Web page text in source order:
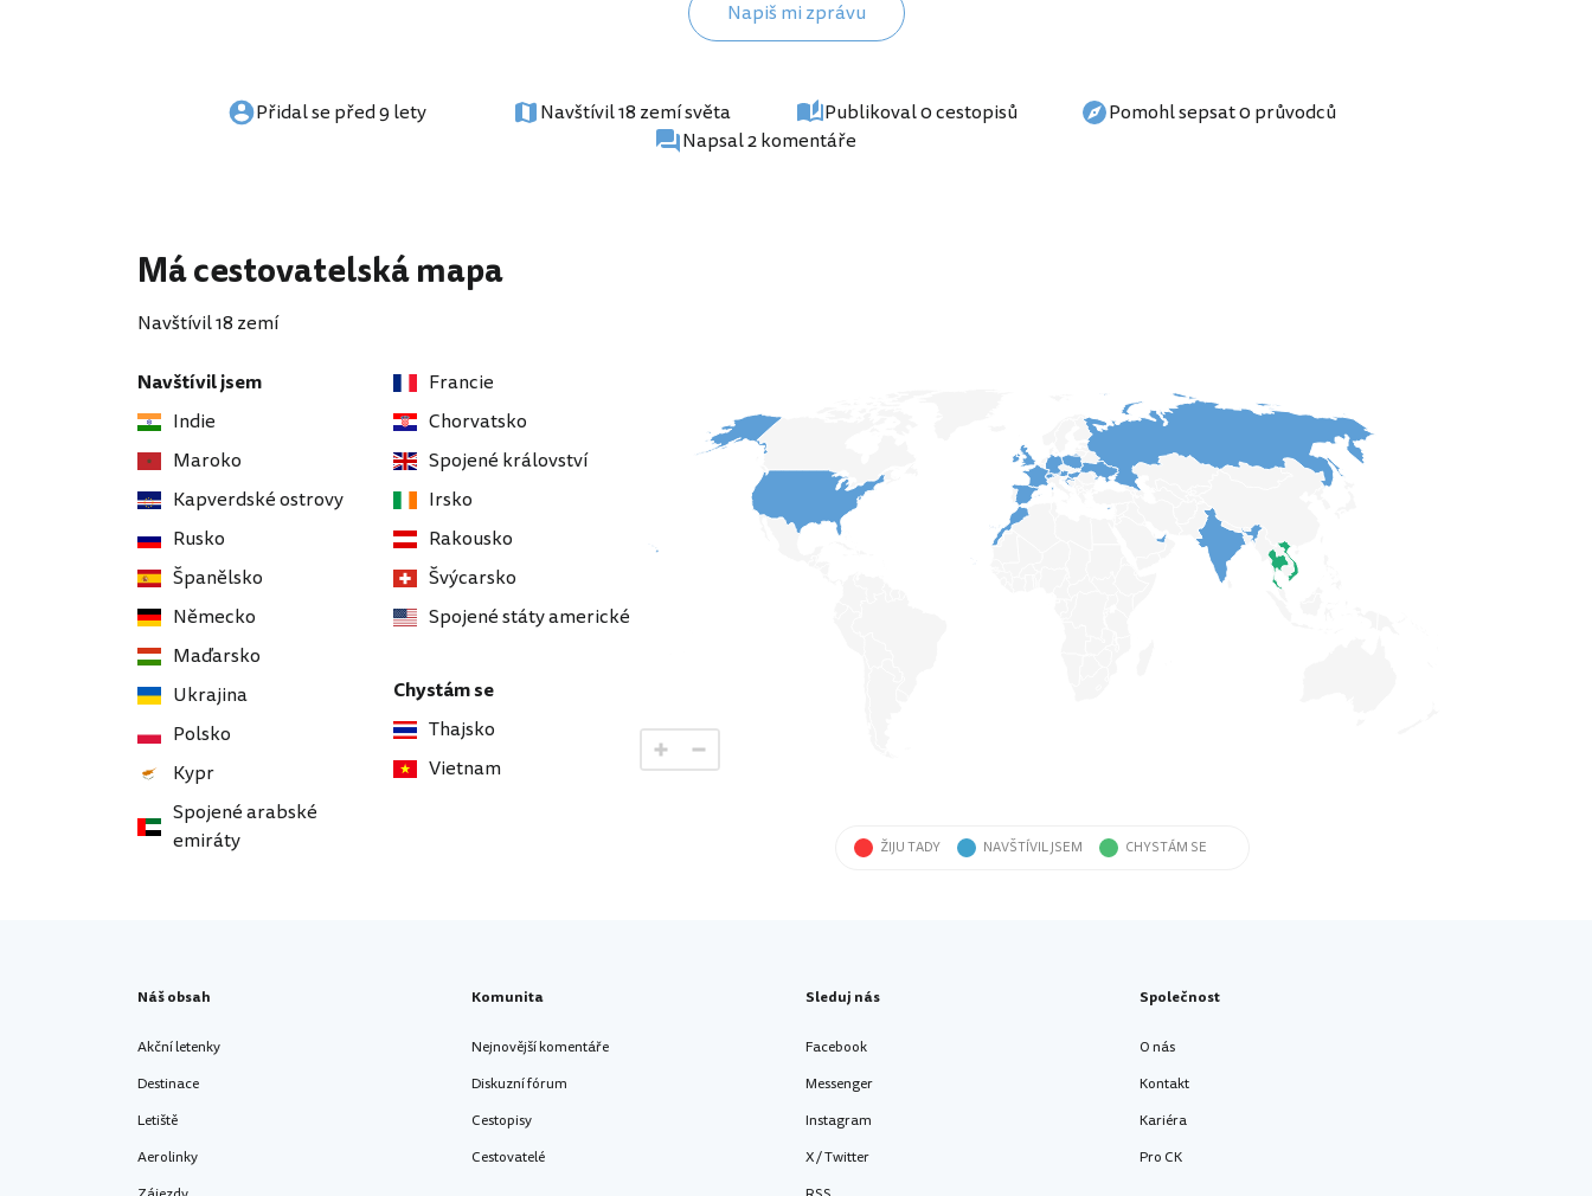
Napiš mi zprávu
Přidal se před 9 lety Navštívil 18 zemí světa Publikoval 0 cestopisů
Pomohl sepsat 0 průvodců
Napsal 2 komentáře
Má cestovatelská mapa
Navštívil 18 zemí
Navštívil jsem
Indie
Maroko
Kapverdské ostrovy
Rusko
Španělsko
Německo
Maďarsko
Ukrajina
Polsko
Kypr
Spojené arabské
emiráty
Francie
Chorvatsko
Spojené království
Irsko
Rakousko
Švýcarsko
Spojené státy americké
Chystám se
Thajsko
Vietnam
ŽIJU TADY NAVŠTÍVIL JSEM CHYSTÁM SE
Náš obsah
Akční letenky
Destinace
Letiště
Aerolinky
Komunita
Nejnovější komentáře
Diskuzní fórum
Cestopisy
Cestovatelé
Sleduj nás
Facebook
Messenger
Instagram
X / Twitter
Společnost
O nás
Kontakt
Kariéra
Pro CK